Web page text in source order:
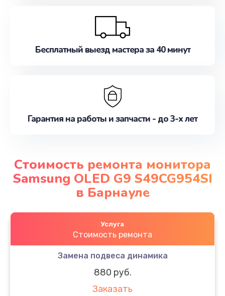
Бесплатный выезд мастера за 40 минут
Гарантия на работы и запчасти - до 3-х лет
Стоимость ремонта монитора
Samsung OLED G9 S49CG954SI
в Барнауле
Услуга
Стоимость ремонта
Замена подвеса динамика
880 руб.
Заказать